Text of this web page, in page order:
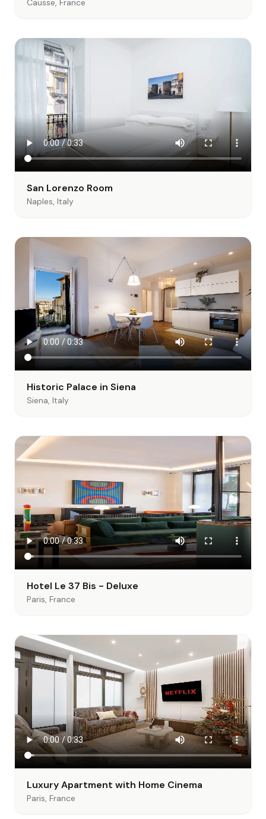
Causse, France
San Lorenzo Room
Naples, Italy
Historic Palace in Siena
Siena, Italy
Hotel Le 37 Bis - Deluxe
Paris, France
Luxury Apartment with Home Cinema
Paris, France